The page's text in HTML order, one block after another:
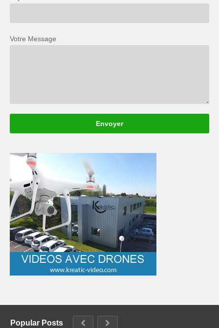
Votre Message
Popular Posts